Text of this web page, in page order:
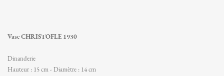
Vase CHRISTOFLE 1930
Dinanderie
Hauteur : 15 cm - Diamètre : 14 cm